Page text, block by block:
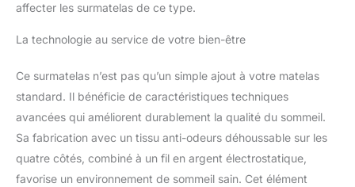
affecter les surmatelas de ce type.
La technologie au service de votre bien-être
Ce surmatelas n’est pas qu’un simple ajout à votre matelas
standard. Il bénéficie de caractéristiques techniques
avancées qui améliorent durablement la qualité du sommeil.
Sa fabrication avec un tissu anti-odeurs déhoussable sur les
quatre côtés, combiné à un fil en argent électrostatique,
favorise un environnement de sommeil sain. Cet élément